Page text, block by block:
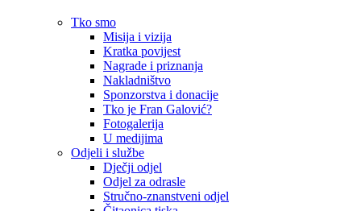
Tko smo
Misija i vizija
Kratka povijest
Nagrade i priznanja
Nakladništvo
Sponzorstva i donacije
Tko je Fran Galović?
Fotogalerija
U medijima
Odjeli i službe
Dječji odjel
Odjel za odrasle
Stručno-znanstveni odjel